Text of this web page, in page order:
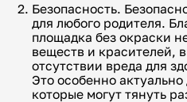
Безопасность.
для любого родителя.
площадка без окраски
веществ и красителей,
отсутствии вреда для
Это особенно
которые могут тянуть